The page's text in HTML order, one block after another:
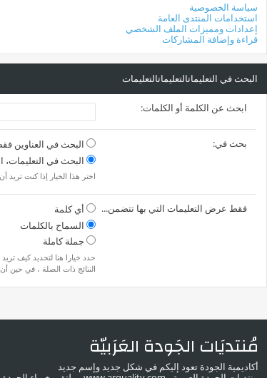
سياسة الخصوصية
استخدامات المنتدى العامة
إعدادات ومميزات الملف الشخصي
قراءة وإضافة المشاركات
البحث في التعليماتالتعليماتالتعليمات
ابحث عن الكلمة أو الكلمات:
بحث في:
البحث في العناوين
البحث في التعليمات،
اختر هذا الخيار إذا كنت تريد
فقط عرض التعليمات التي بها تتضمن...
أي كلمة
السماح بالكلمات
جملة كاملة
حدد خيارا هنا لتحديد كيف
النتائج ذات الصلة ، في حين
مُنتديَات الجَودة العَرَبيّة
أكاديمية الجودة تعود إليكم في شكل جديد وإسم جديد